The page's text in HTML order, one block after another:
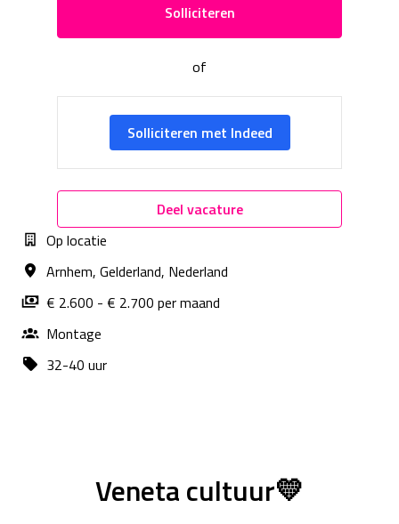
Solliciteren
of
Solliciteren met Indeed
Deel vacature
Op locatie
Arnhem, Gelderland, Nederland
€ 2.600 - € 2.700 per maand
Montage
32-40 uur
Veneta cultuur💛